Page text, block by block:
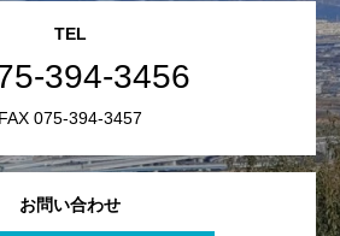
お問い合わせ
TEL
394-3456
FAX 075-394-3457